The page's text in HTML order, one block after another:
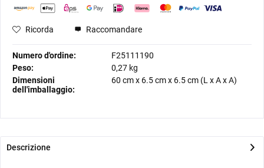
Ricorda Raccomandare
Numero d'ordine:
F25111190
Peso:
0,27 kg
Dimensioni
dell'imballaggio:
60 cmx 6.5 cmx 6.5 cm (L x A x A)
Descrizione